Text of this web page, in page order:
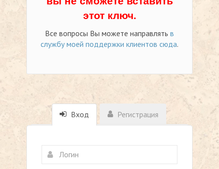
этот ключ.
Все вопросы Вы можете направлять в
службу моей поддержки клиентов сюда.
Вход Регистрация